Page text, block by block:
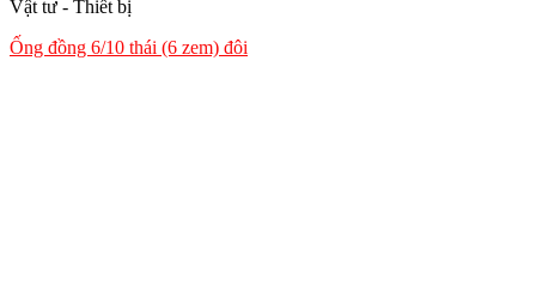
Vật tư - Thiết bị
Ống đồng 6/10 thái (6 zem) đôi